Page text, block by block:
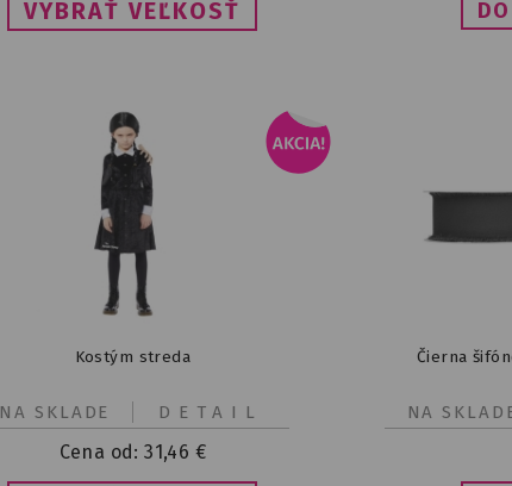
VYBRAŤ VEĽKOSŤ
Kostým streda
Cena od:31,46 €
DETAIL
NA SKLADE
Čierna
NA